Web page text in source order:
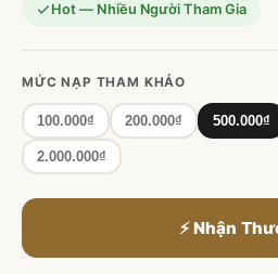
Hot — Nhiều Người Tham Gia
MỨC NẠP THAM KHẢO
100.000₫ 200.000₫ 500.000₫
2.000.000₫
⚡ Nhận